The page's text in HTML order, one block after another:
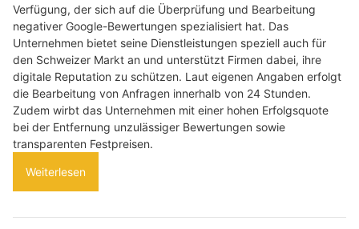
Verfügung, der sich auf die Überprüfung und Bearbeitung
negativer Google-Bewertungen spezialisiert hat. Das
Unternehmen bietet seine Dienstleistungen speziell auch für
den Schweizer Markt an und unterstützt Firmen dabei, ihre
digitale Reputation zu schützen. Laut eigenen Angaben erfolgt
die Bearbeitung von Anfragen innerhalb von 24 Stunden.
Zudem wirbt das Unternehmen mit einer hohen Erfolgsquote
bei der Entfernung unzulässiger Bewertungen sowie
transparenten Festpreisen.
Weiterlesen